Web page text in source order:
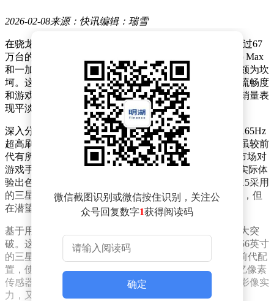
2026-02-08来源：快讯编辑：瑞雪
在骁龙8E Gen5性能旗舰手机的竞争中，iQOO 15凭借超过67
万台的销量脱颖而出，成为市场焦点，远超红米K90 Pro Max
和一加15两款机型。相比之下，一加15的转型之路显得颇为坎
坷。这款从全能旗舰转向游戏手机的产品，尽管在操控流畅度
和游戏性能上表现优异，却未能延续前代的市场热度，销量表
现平淡。
深入分析发现，一加15的配置其实颇具诚意。其搭载的165Hz
超高刷新率电竞屏幕为独家定制，成本不菲；影像系统虽较前
代有所精简，但与iQOO 15相比差异并不显著。然而，市场对
游戏手机的认知仍停留在"参数至上"的阶段，导致这款实际体
验出色的产品未能获得应有认可。值得关注的是，一加15采用
的三星HP5传感器，虽为2亿像素中感光面积较小的型号，但
在潜望长焦镜头上的应用仍属行业创新。
基于用户反馈，即将发布的一加16在影像系统上实现重大突
破。这款新机将配备双2亿像素主摄，其中主摄采用1/1.56英寸
的三星HP5传感器，兼顾成本与性能。超广角镜头延续前代配
置，使用OV50D传感器；潜望长焦镜头则升级为同款2亿像素
传感器，形成独特的三摄组合。这种配置策略既保证了影像实
力，又符合游戏手机的市场定位。
微信截图识别或微信按住识别，关注公
众号回复数字1获得阅读码
确定